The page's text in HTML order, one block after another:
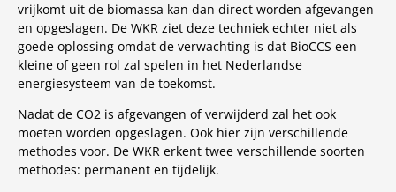
vrijkomt uit de biomassa kan dan direct worden afgevangen
en opgeslagen. De WKR ziet deze techniek echter niet als
goede oplossing omdat de verwachting is dat BioCCS een
kleine of geen rol zal spelen in het Nederlandse
energiesysteem van de toekomst.
Nadat de CO2 is afgevangen of verwijderd zal het ook
moeten worden opgeslagen. Ook hier zijn verschillende
methodes voor. De WKR erkent twee verschillende soorten
methodes: permanent en tijdelijk.